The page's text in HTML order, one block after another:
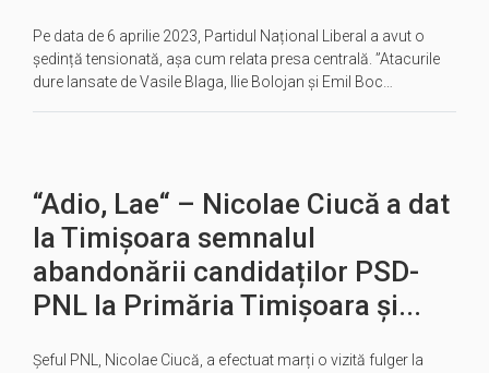
Pe data de 6 aprilie 2023, Partidul Național Liberal a avut o
ședință tensionată, așa cum relata presa centrală. ”Atacurile
dure lansate de Vasile Blaga, Ilie Bolojan și Emil Boc…
“Adio, Lae“ – Nicolae Ciucă a dat
la Timișoara semnalul
abandonării candidaților PSD-
PNL la Primăria Timișoara și...
Șeful PNL, Nicolae Ciucă, a efectuat marți o vizită fulger la